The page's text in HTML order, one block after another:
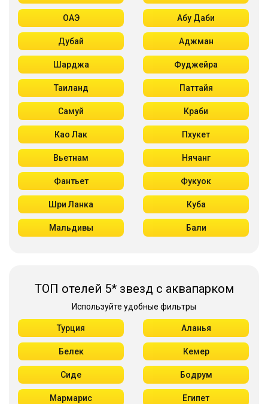
ОАЭ Абу Даби
Дубай Аджман
Шарджа Фуджейра
Таиланд Паттайя
Самуй Краби
Као Лак Пхукет
Вьетнам Нячанг
Фантьет Фукуок
Шри Ланка Куба
Мальдивы Бали
ТОП отелей 5* звезд с аквапарком
Используйте удобные фильтры
Турция Аланья
Белек Кемер
Сиде Бодрум
Мармарис Египет